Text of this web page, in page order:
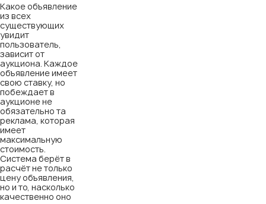
Какое объявление
из всех
существующих
увидит
пользователь,
зависит от
аукциона. Каждое
объявление имеет
свою ставку, но
побеждает в
аукционе не
обязательно та
реклама, которая
имеет
максимальную
стоимость.
Система берёт в
расчёт не только
цену объявления,
но и то, насколько
качественно оно